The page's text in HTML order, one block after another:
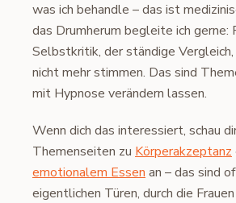
was ich behandle – das ist
das Drumherum begleite ich gerne:
Selbstkritik, der ständige
nicht mehr stimmen. Das sind
mit Hypnose verändern lassen.
Wenn dich das interessiert, schau
Themenseiten zu Körperakzeptanz
emotionalem Essen an – das sind
eigentlichen Türen, durch die